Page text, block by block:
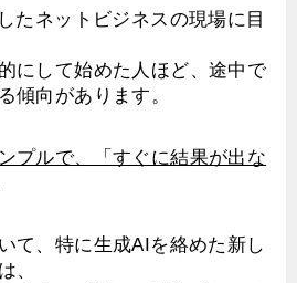
たネットビジネスの現場に目
にして始めた人ほど、途中で
傾向があります。
プルで、「すぐに結果が出な
て、特に生成AIを絡めた新し
、